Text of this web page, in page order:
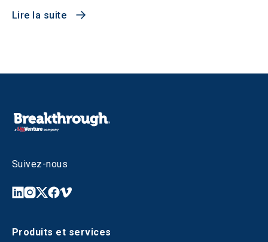
Lire la suite
Suivez-nous
Produits et services